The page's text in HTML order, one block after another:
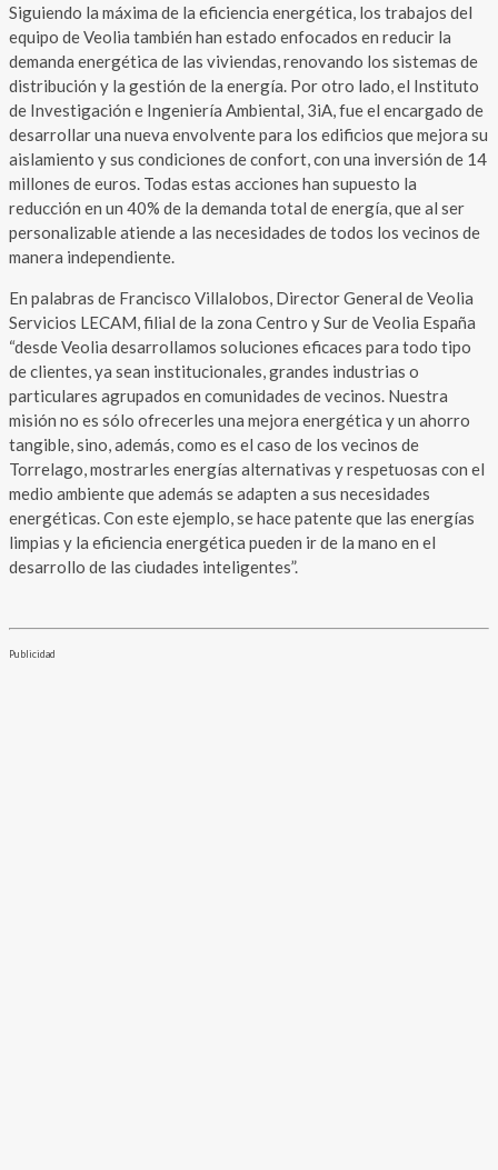
Siguiendo la máxima de la eficiencia energética, los trabajos del
equipo de Veolia también han estado enfocados en reducir la
demanda energética de las viviendas, renovando los sistemas de
distribución y la gestión de la energía. Por otro lado, el Instituto
de Investigación e Ingeniería Ambiental, 3iA, fue el encargado de
desarrollar una nueva envolvente para los edificios que mejora su
aislamiento y sus condiciones de confort, con una inversión de 14
millones de euros. Todas estas acciones han supuesto la
reducción en un 40% de la demanda total de energía, que al ser
personalizable atiende a las necesidades de todos los vecinos de
manera independiente.
En palabras de Francisco Villalobos, Director General de Veolia
Servicios LECAM, filial de la zona Centro y Sur de Veolia España
“desde Veolia desarrollamos soluciones eficaces para todo tipo
de clientes, ya sean institucionales, grandes industrias o
particulares agrupados en comunidades de vecinos. Nuestra
misión no es sólo ofrecerles una mejora energética y un ahorro
tangible, sino, además, como es el caso de los vecinos de
Torrelago, mostrarles energías alternativas y respetuosas con el
medio ambiente que además se adapten a sus necesidades
energéticas. Con este ejemplo, se hace patente que las energías
limpias y la eficiencia energética pueden ir de la mano en el
desarrollo de las ciudades inteligentes”.
Publicidad